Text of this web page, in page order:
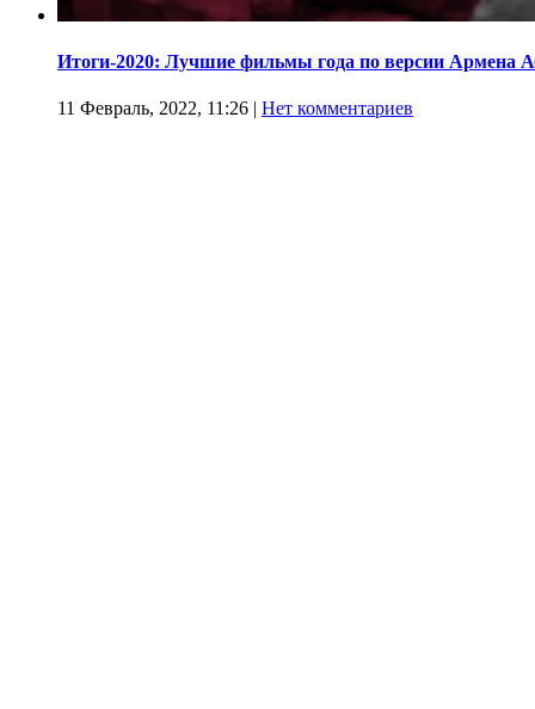
Итоги-2020: Лучшие фильмы года по версии Армена
11 Февраль, 2022, 11:26 | Нет комментариев